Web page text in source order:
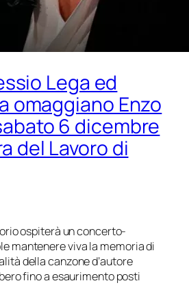
Lega ed
omaggiano Enzo
6 dicembre
del Lavoro di
ospiterà un concerto-
mantenere vivala memoria di
della canzone d’autore
fino a esaurimento posti